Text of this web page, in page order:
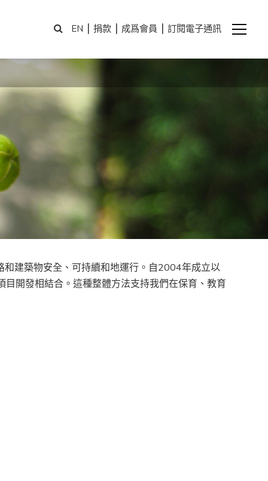
EN | 捐款 | 成爲會員 | 訂閱電子通訊
建築物安全、可持續和地運行。自2004年成立以
開發相結合。這種整體方法支持我們在保育、教育